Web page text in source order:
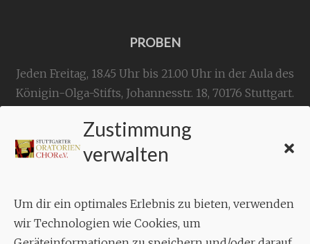
Zustimmung
verwalten
Um dir ein optimales Erlebnis zu bieten, verwenden
wir Technologien wie Cookies, um
PROBEN
Jeden Freitag, 18.45 Uhr bis 21.00 Uhr in der Aula des
Königin-Olga-Stifts, Johannesstr. 18, 70176 Stuttgart.
KONTAKT
Geschäftsstelle:
Aixheimer Str. 18
70619 Stuttgart